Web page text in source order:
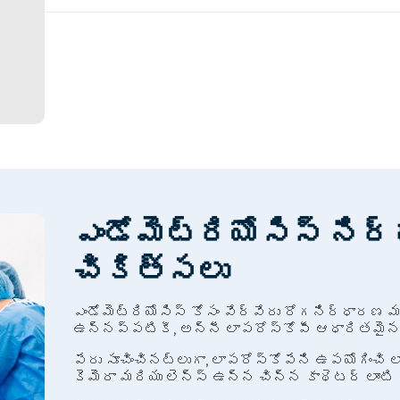
ఎండోమెట్రియోసిస్
చికిత్సలు
ఎండోమెట్రియోసిస్ కోసం వేర్వేరు రోగనిర్ధారణ
ఉన్నప్పటికీ, అన్నీ లాపరోస్కోపీ
పేరు సూచించినట్లుగా, లాపరోస్కోపేని
కెమెరా మరియు లెన్స్ ఉన్న చిన్న కాథెటర్ లాంటి